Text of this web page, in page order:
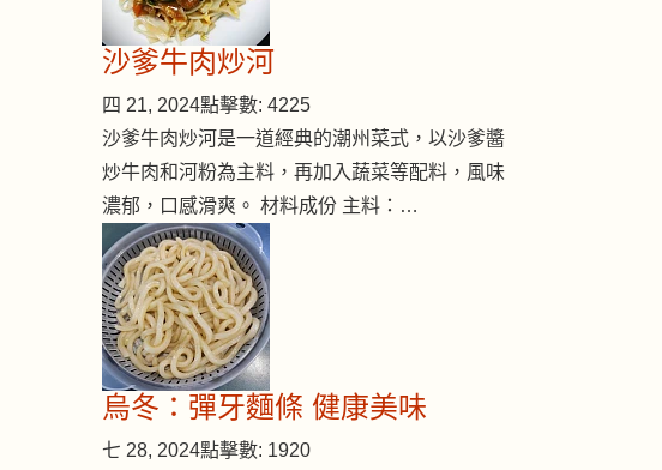
沙爹牛肉炒河
四 21, 2024點擊數: 4225
沙爹牛肉炒河是一道經典的潮州菜式，以沙爹醬
炒牛肉和河粉為主料，再加入蔬菜等配料，風味
濃郁，口感滑爽。 材料成份 主料：…
烏冬：彈牙麵條 健康美味
七 28, 2024點擊數: 1920